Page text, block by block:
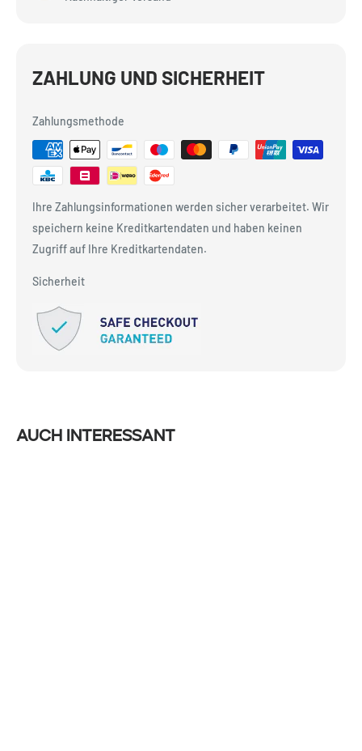
ZAHLUNG UND SICHERHEIT
Zahlungsmethode
Ihre Zahlungsinformationen werden sicher verarbeitet. Wir
speichern keine Kreditkartendaten und haben keinen
Zugriff auf Ihre Kreditkartendaten.
Sicherheit
Auch interessant